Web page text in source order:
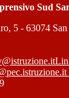
Sud
5 - 63074